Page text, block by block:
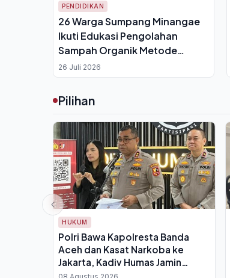
PENDIDIKAN
26 Warga Sumpang Minangae
Ikuti Edukasi Pengolahan
Sampah Organik Metode
Takakura dari Mahasiswa KKN
UNHAS
26 Juli 2026
Pilihan
HUKUM
Polri Bawa Kapolresta Banda
Aceh dan Kasat Narkoba ke
Jakarta, Kadiv Humas Jamin
Pemeriksaan Transparan